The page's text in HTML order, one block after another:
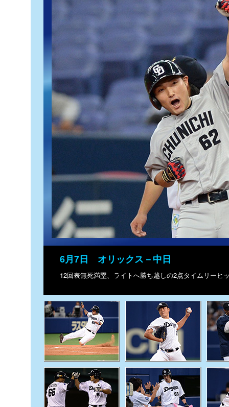
6月7日 オリックス－中日
12回表無死満塁、ライトへ勝ち越しの2点タイムリーヒ